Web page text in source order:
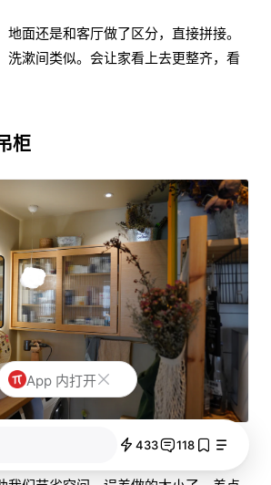
地面还是和客厅做了区分，直接拼接。
洗漱间类似。会让家看上去更整齐，看
柜
硬塞到两堵墙中的吊柜 433 118
App 内打开